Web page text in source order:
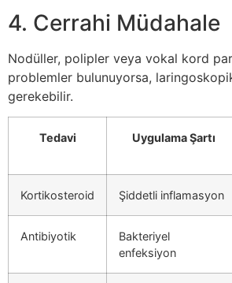
4. Cerrahi Müdahale
Nodüller, polipler veya vokal kord
problemler bulunuyorsa,
gerekebilir.
Tedavi Uygulama Şartı
Kortikosteroid Şiddetli inflamasyon
Antibiyotik
Bakteriyel
enfeksiyon